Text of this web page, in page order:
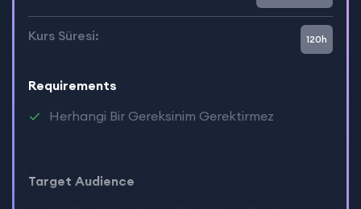
Kurs Süresi: 120h
Requirements
Herhangi Bir Gereksinim Gerektirmez
Target Audience